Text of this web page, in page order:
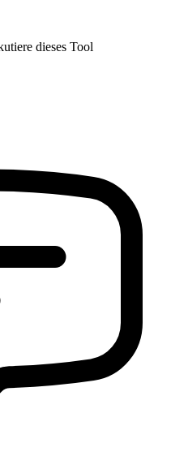
dieses Tool